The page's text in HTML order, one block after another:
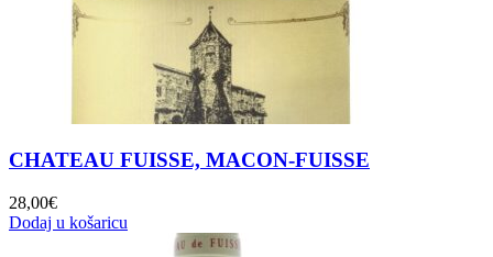
CHATEAU FUISSE, MACON-FUISSE
28,00€
Dodaj u košaricu